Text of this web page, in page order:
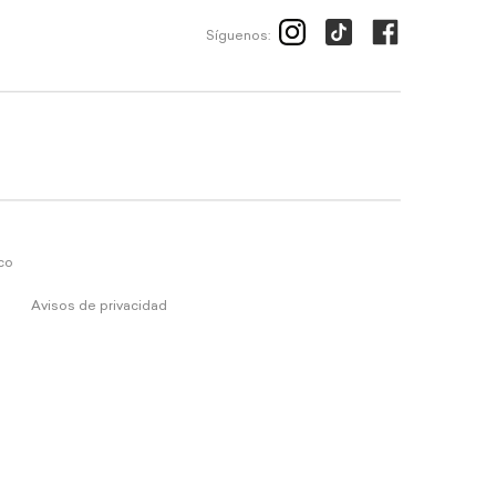
Síguenos:
Avisos de privacidad